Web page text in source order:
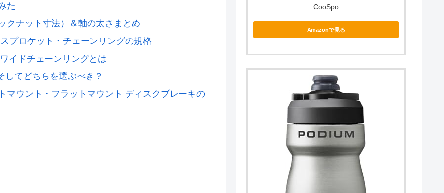
た
クナット寸法）＆軸の太さまとめ
プロケット・チェーンリングの規格
イドチェーンリングとは
してどちらを選ぶべき？
マウント・フラットマウント ディスクブレーキの
CooSpo
Amazonで見る